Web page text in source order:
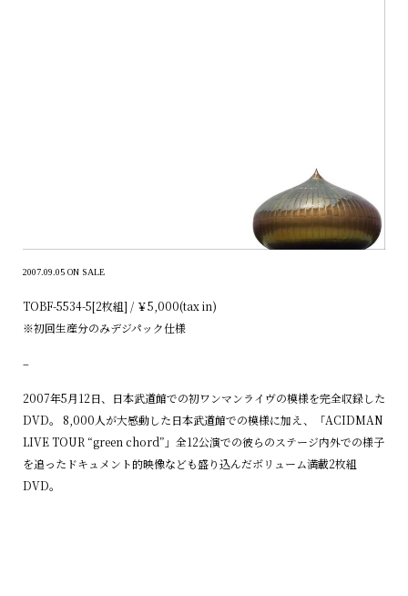
2007.09.05 ON SALE
TOBF-5534-5[2枚組] / ￥5,000(tax in)
※初回生産分のみデジパック仕様
–
2007年5月12日、日本武道館での初ワンマンライヴの模様を完全収録した
DVD。 8,000人が大感動した日本武道館での模様に加え、「ACIDMAN
LIVE TOUR “green chord”」全12公演での彼らのステージ内外での様子
を追ったドキュメント的映像なども盛り込んだボリューム満載2枚組
DVD。